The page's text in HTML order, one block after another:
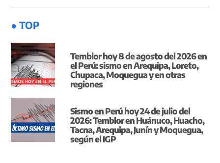
● TOP
Temblor hoy 8 de agosto del 2026 en
el Perú: sismo en Arequipa, Loreto,
Chupaca, Moquegua y en otras
regiones
Sismo en Perú hoy 24 de julio del
2026: Temblor en Huánuco, Huacho,
Tacna, Arequipa, Junín y Moquegua,
según el IGP